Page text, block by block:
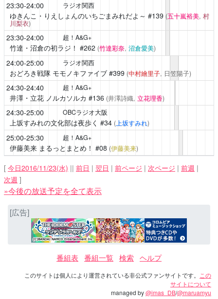
23:30-24:00 ラジオ関西
ゆきんこ・りえしょんのいちごまみれだよ～ #139 (五十嵐裕美, 村
川梨衣)
23:30-24:00 超！A&G+
竹達・沼倉の初ラジ！ #262 (竹達彩奈, 沼倉愛美)
24:00-25:00 ラジオ関西
おどろき戦隊 モモノキファイブ#399 (中村繪里子, 日笠陽子)
24:30-24:40 超！A&G+
井澤・立花 ノルカソルカ #136 (井澤詩織, 立花理香)
24:30-25:00 OBCラジオ大阪
上坂すみれの文化部は夜歩く #34 (上坂すみれ)
25:00-25:30 超！A&G+
伊藤美来 まるっとまとめ！ #08 (伊藤美来)
[ 今日2016/11/23(水) || 前日 | 翌日 | 前ページ | 次ページ | 前週 |
次週 ]
»今後の放送予定を全て表示
[広告]
番組表 番組一覧 検索 ヘルプ
このサイトは個人により運営されている非公式ファンサイトです。
この
サイトについて
managed by@imas_DB/@maruamyu